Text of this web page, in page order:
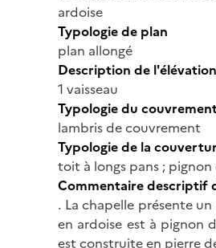
ardoise
Typologie de plan
plan allongé
Description de
1 vaisseau
Typologie du
lambris de couvrement
Typologie de la
toit à longs pans ;
Commentaire descriptif
. La chapelle présente
en ardoise est à pignon
est construite en pierre